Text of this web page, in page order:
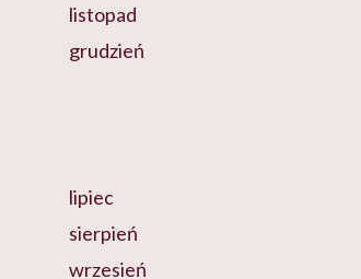
listopad
grudzień
lipiec
sierpień
wrzesień